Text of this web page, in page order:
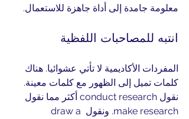
معلومة جامدة إلى أداة جاهزة للاستعمال.
انتبه للمصاحبات اللفظية
المفردات الأكاديمية لا تأتي عشوائيا. هناك
كلمات تميل إلى الظهور مع كلمات معينة.
نقول conduct research أكثر مما نقول
make research. ونقول draw a